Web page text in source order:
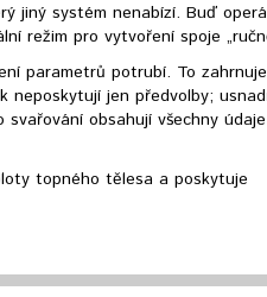
jiný systém nenabízí. Buď
režim pro vytvoření spoje
parametrů potrubí. To zahrnuje
neposkytují jen předvolby;
obsahují všechny údaje
topného tělesa a poskytuje